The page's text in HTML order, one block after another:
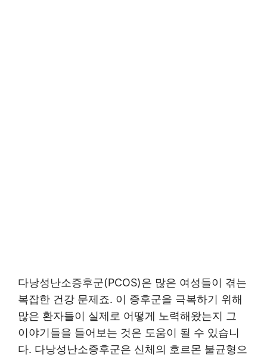
다낭성난소증후군(PCOS)은 많은 여성들이 겪는
복잡한 건강 문제죠. 이 증후군을 극복하기 위해
많은 환자들이 실제로 어떻게 노력해왔는지 그
이야기들을 들어보는 것은 도움이 될 수 있습니
다. 다낭성난소증후군은 신체의 호르몬 불균형으